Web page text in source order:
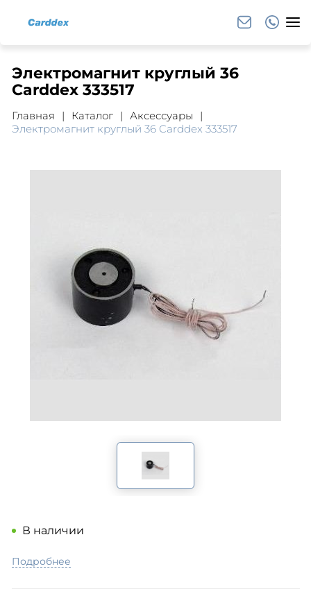
Электромагнит круглый 36
Carddex 333517
Главная Каталог
Аксессуары
Электромагнит круглый 36 Carddex 333517
В наличии
Подробнее